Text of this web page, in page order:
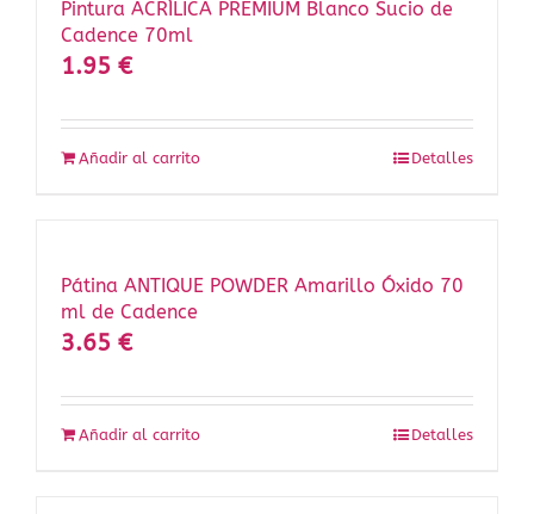
Pintura ACRÍLICA PREMIUM Blanco Sucio de
Cadence 70ml
1.95 €
Añadir al carrito Detalles
Pátina ANTIQUE POWDER Amarillo Óxido 70
ml de Cadence
3.65 €
Añadir al carrito Detalles